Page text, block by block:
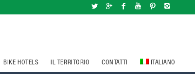
BIKE HOTELS IL TERRITORIO CONTATTI ITALIANO